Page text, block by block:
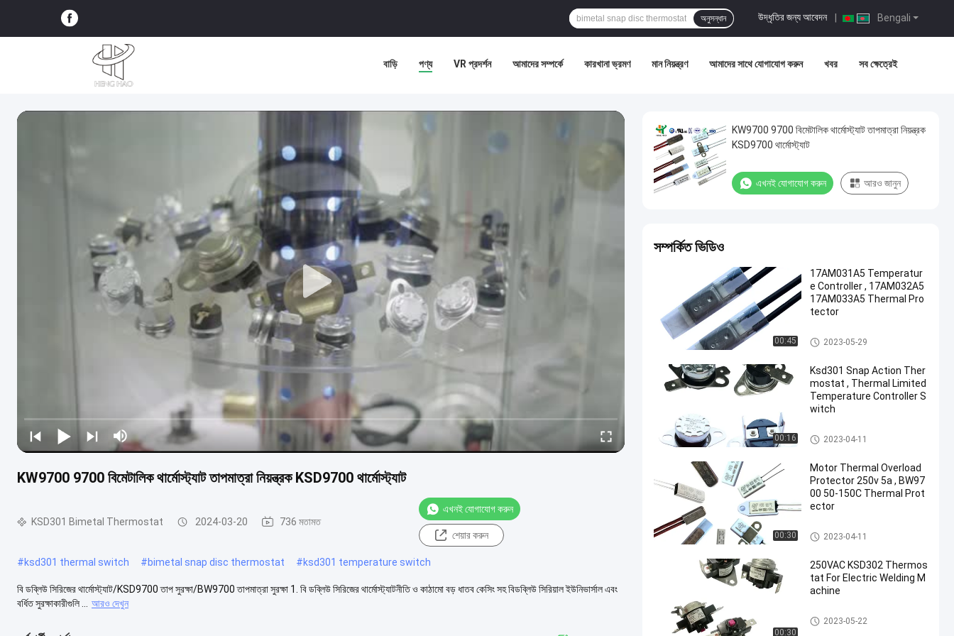
Bengali
উদ্ধৃতির জন্য আবেদন
অনুসন্ধান
বাড়ি পণ্য VR প্রদর্শন আমাদের সম্পর্কে কারখানা ভ্রমণ মান নিয়ন্ত্রণ আমাদের সাথে যোগাযোগ করুন খবর সব ক্ষেত্রেই
KW9700 9700 বিমেটালিক থার্মোস্ট্যাট তাপমাত্রা নিয়ন্ত্রক KSD9700 থার্মোস্ট্যাট
KSD301 Bimetal Thermostat 2024-03-20 736 মতামত
এখনই যোগাযোগ করুন
শেয়ার করুন
#ksd301 thermal switch #bimetal snap disc thermostat #ksd301 temperature switch
বি ডব্লিউ সিরিজের থার্মোস্ট্যাট/KSD9700 তাপ সুরক্ষা/BW9700 তাপমাত্রা সুরক্ষা 1. বি ডব্লিউ সিরিজের থার্মোস্ট্যাটনীতি ও কাঠামো বড় ধাতব কেসিং সহ বিডব্লিউ সিরিয়াল ইউনিভার্সাল এবং
বর্ধিত সুরক্ষাকারীগুলি ...
আরও দেখুন
KW9700 9700 বিমেটালিক থার্মোস্ট্যাট তাপমাত্রা নিয়ন্ত্রক
KSD9700 থার্মোস্ট্যাট
এখনই যোগাযোগ করুন আরও জানুন
সম্পর্কিত ভিডিও
00:45
17AM031A5 Temperatur
e Controller , 17AM032A5
17AM033A5 Thermal Pro
tector
17AM Thermal Protector
2023-05-29
00:16
Ksd301 Snap Action Ther
mostat , Thermal Limited
Temperature Controller S
witch
KSD301 Bimetal Thermostat
2023-04-11
00:30
Motor Thermal Overload
Protector 250v 5a , BW97
00 50-150C Thermal Prot
ector
KSD301 Bimetal Thermostat
2023-04-11
00:30
250VAC KSD302 Thermos
tat For Electric Welding M
achine
KSD302 Thermostat
2023-05-22